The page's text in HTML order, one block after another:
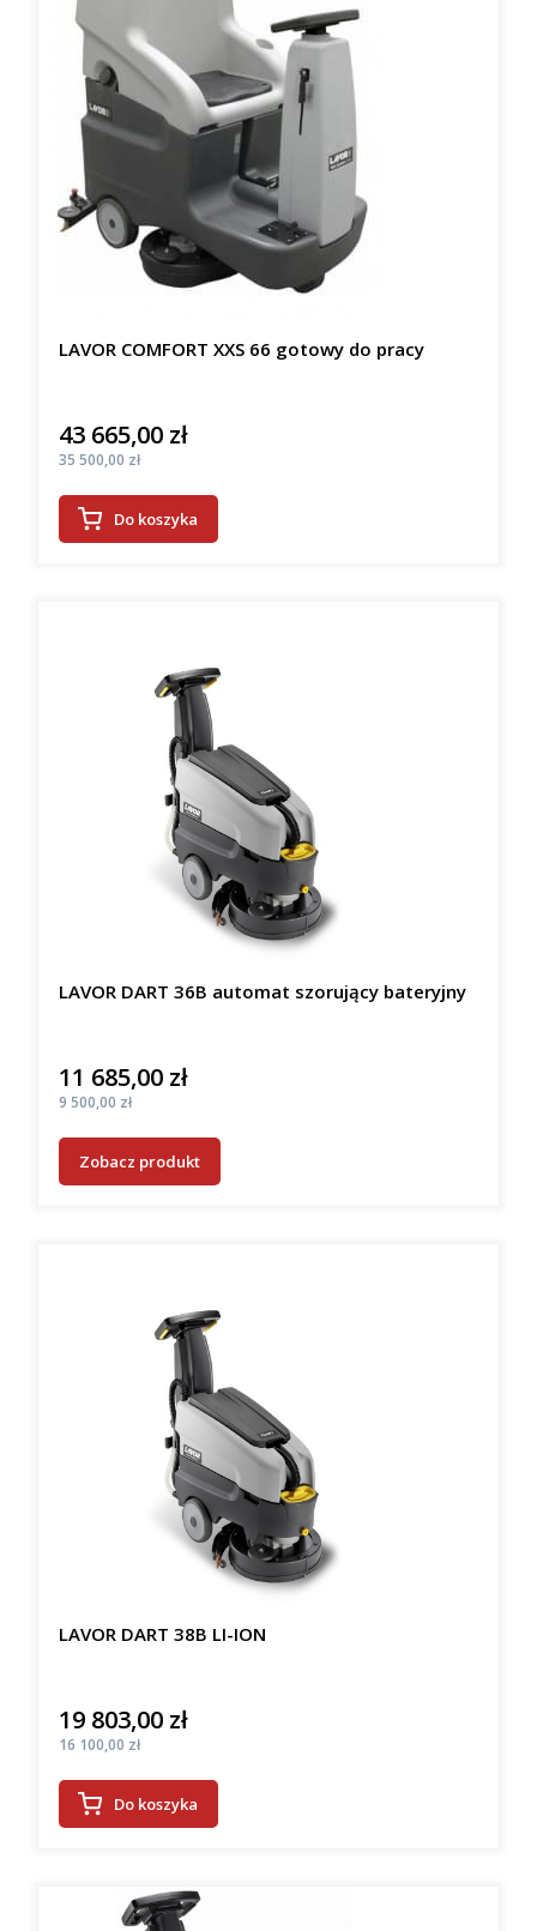
LAVOR COMFORT XXS 66 gotowy do pracy
Cena
43 665,00 zł
Cena
35 500,00 zł
Do koszyka
LAVOR DART 36B automat szorujący bateryjny
Cena
11 685,00 zł
Cena
9 500,00 zł
Zobacz produkt
LAVOR DART 38B LI-ION
Cena
19 803,00 zł
Cena
16 100,00 zł
Do koszyka